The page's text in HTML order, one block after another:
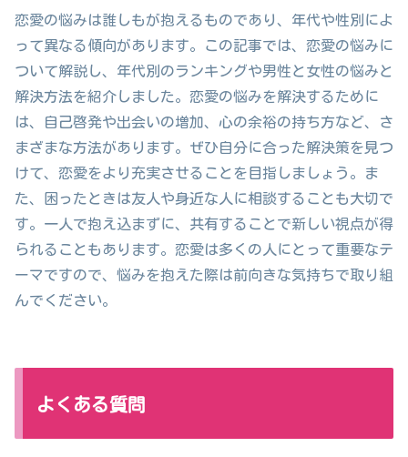
恋愛の悩みは誰しもが抱えるものであり、年代や性別によ
って異なる傾向があります。この記事では、恋愛の悩みに
ついて解説し、年代別のランキングや男性と女性の悩みと
解決方法を紹介しました。恋愛の悩みを解決するために
は、自己啓発や出会いの増加、心の余裕の持ち方など、さ
まざまな方法があります。ぜひ自分に合った解決策を見つ
けて、恋愛をより充実させることを目指しましょう。ま
た、困ったときは友人や身近な人に相談することも大切で
す。一人で抱え込まずに、共有することで新しい視点が得
られることもあります。恋愛は多くの人にとって重要なテ
ーマですので、悩みを抱えた際は前向きな気持ちで取り組
んでください。
よくある質問